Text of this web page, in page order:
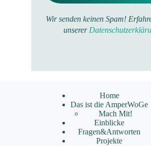
Wir senden keinen Spam!
unserer
Home
Das ist die AmperWoGe
Mach Mit!
Einblicke
Fragen&Antworten
Projekte